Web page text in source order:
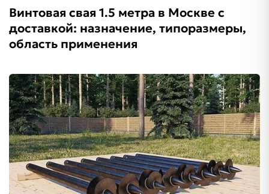
Винтовая свая 1.5 метра в Москве с
доставкой: назначение, типоразмеры,
область применения